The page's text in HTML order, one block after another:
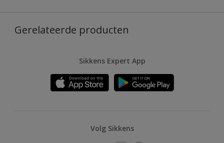
Gerelateerde producten
Sikkens Expert App
Volg Sikkens